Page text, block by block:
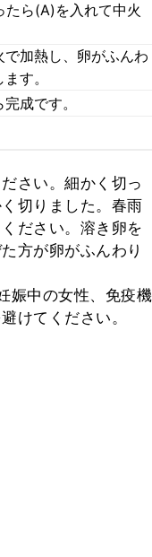
たら(A)を入れて中火
加熱し、卵がふんわ
す。
成です。
さい。細かく切っ
切りました。春雨
ださい。溶き卵を
方が卵がふんわり
娠中の女性、免疫機
けてください。